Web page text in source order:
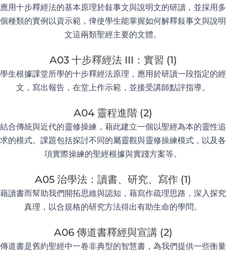
應用十步釋經法的基本原理於敍事文與說明文的研讀，並採用多
個種類的實例以資示範，俾使學生能掌握如何解釋敍事文與說明
文這兩類聖經主要的文體。
A03 十步釋經法 III：實習 (1)
學生根據課堂所學的十步釋經法原理，應用於研讀一段指定的經
文，寫出報告，在堂上作示範，並接受講師點評指導。
A04 靈程進階 (2)
結合傳統與近代的靈修操練，藉此建立一個以聖經為本的靈性追
求的模式。課題包括探討不同的屬靈觀與靈修操練模式，以及各
項實際操練的聖經根據與實踐方案等。
A05 治學法：讀書、研究、寫作 (1)
藉讀書而幫助我們開拓思維與認知，藉寫作疏理思路，深入探究
真理，以合規格的研究方法得出有助生命的學問。
A06 傳道書釋經與宣講 (2)
傳道書是舊約聖經中一卷非典型的智慧書，為我們提供一些衡量